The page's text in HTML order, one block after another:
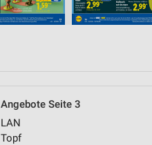
Angebote Seite 3
LAN
Topf